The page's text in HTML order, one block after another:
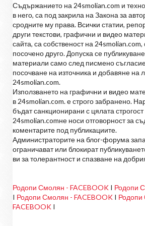
Съдържанието на 24smolian.com и
в него, са под закрила на Закона за
сродните му права. Всички статии,
други текстови, графични и видео
сайта, са собственост на
посочено друго. Допуска се
материали само след писмено
посочване на източника и добавяне на
24smolian.com.
Използването на графични и видео
в 24smolian.com. е строго забранено.
бъдат санкционирани с цялата строгост
24smolian.comне носи отговорност за
коментарите под публикациите.
Администраторите на блог-форума
ограничават или блокират
ви за толерантност и спазване на
Родопи Смолян - FACEBOOK I Родопи
I Родопи Смолян - FACEBOOK I Родопи
FACEBOOK I